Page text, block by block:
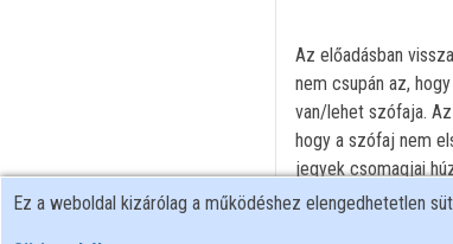
Az előadásban
nem csupán az,
van/lehet szófaja.
hogy a szófaj nem
jegyek csomagjai
tanulságaira is és
Ez a weboldal kizárólag a működéshez elengedhetetlen